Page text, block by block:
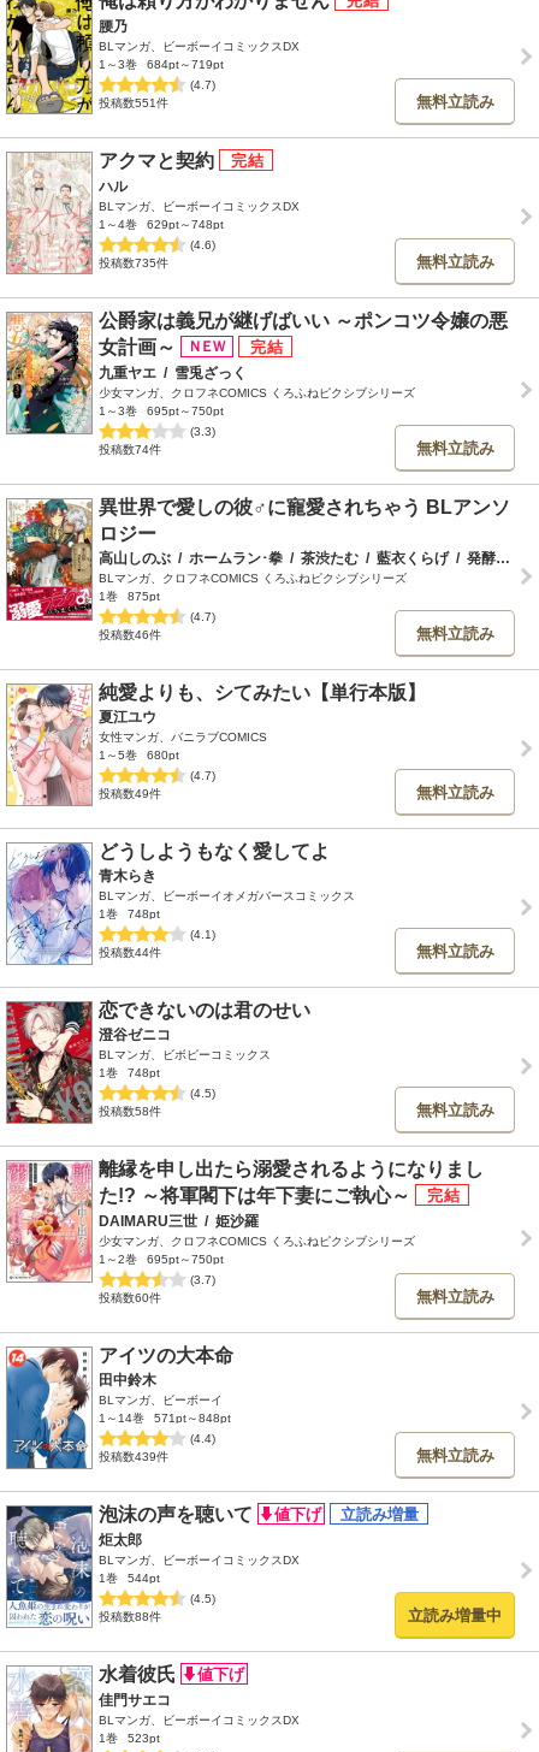
腰乃
BLマンガ、ビーボーイコミックスDX
1～3巻
684pt～719pt
(4.7)
投稿数551件
無料立読み
アクマと契約
ハル
BLマンガ、ビーボーイコミックスDX
1～4巻
629pt～748pt
(4.6)
投稿数735件
無料立読み
公爵家は義兄が継げばいい ～ポンコツ令嬢の悪
女計画～
九重ヤエ / 雪兎ざっく
少女マンガ、クロフネCOMICS くろふねピクシブシリーズ
1～3巻
695pt～750pt
(3.3)
投稿数74件
無料立読み
異世界で愛しの彼♂に寵愛されちゃう BLアンソ
ロジー
高山しのぶ / ホームラン･拳 / 茶渋たむ / 藍衣くらげ / 発酵豆
BLマンガ、クロフネCOMICS くろふねピクシブシリーズ
1巻
875pt
(4.7)
投稿数46件
無料立読み
純愛よりも、シてみたい【単行本版】
夏江ユウ
女性マンガ、バニラブCOMICS
1～5巻
680pt
(4.7)
投稿数49件
無料立読み
どうしようもなく愛してよ
青木らき
BLマンガ、ビーボーイオメガバースコミックス
1巻
748pt
(4.1)
投稿数44件
無料立読み
恋できないのは君のせい
澄谷ゼニコ
BLマンガ、ビボピーコミックス
1巻
748pt
(4.5)
投稿数58件
無料立読み
離縁を申し出たら溺愛されるようになりまし
た!? ～将軍閣下は年下妻にご執心～
DAIMARU三世 / 姫沙羅
少女マンガ、クロフネCOMICS くろふねピクシブシリーズ
1～2巻
695pt～750pt
(3.7)
投稿数60件
無料立読み
アイツの大本命
田中鈴木
BLマンガ、ビーボーイ
1～14巻
571pt～848pt
(4.4)
投稿数439件
無料立読み
泡沫の声を聴いて
炬太郎
BLマンガ、ビーボーイコミックスDX
1巻
544pt
(4.5)
投稿数88件
立読み増量中
水着彼氏
佳門サエコ
BLマンガ、ビーボーイコミックスDX
1巻
523pt